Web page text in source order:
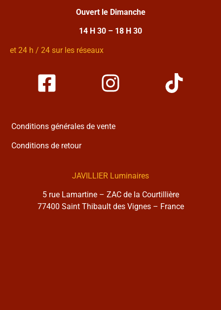
Ouvert le Dimanche
14 H 30 – 18 H 30
et 24 h / 24 sur les réseaux
Conditions générales de vente
Conditions de retour
JAVILLIER Luminaires
5 rue Lamartine – ZAC de la Courtillière
77400 Saint Thibault des Vignes – France